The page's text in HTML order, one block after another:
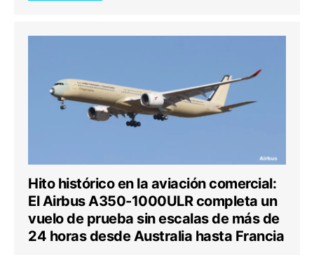
Hito histórico en la aviación comercial:
El Airbus A350-1000ULR completa un
vuelo de prueba sin escalas de más de
24 horas desde Australia hasta Francia